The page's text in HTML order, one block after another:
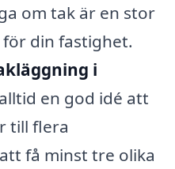
om tak är en stor
din fastighet.
i
en god idé att
till flera
få minst tre olika